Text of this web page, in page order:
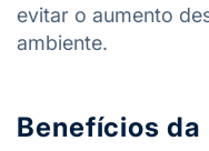
evitar o aumento
ambiente.
Benefícios da